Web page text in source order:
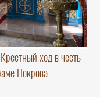
ход в честь
Покрова